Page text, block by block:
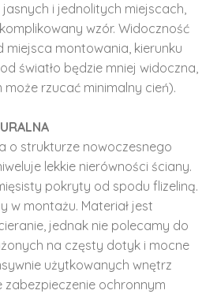
i jednolitych miejscach,
wzór. Widoczność
miejsca montowania, kierunku
światło będzie mniej widoczna,
może rzucać minimalny cień).
o strukturze nowoczesnego
lekkie nierówności ściany.
pokryty od spodu flizeliną.
w montażu. Materiał jest
jednak nie polecamy do
na częsty dotyk i mocne
użytkowanych wnętrz
ochronnym